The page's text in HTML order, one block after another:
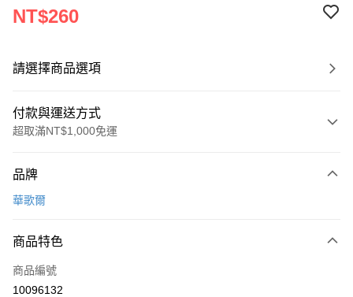
NT$260
請選擇商品選項
付款與運送方式
超取滿NT$1,000免運
信用卡一次付款
LINE Pay
街口支付
品牌
華歌爾
商品特色
商品編號
10096132